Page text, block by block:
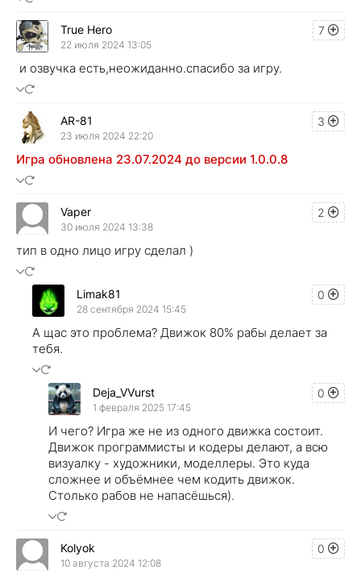
7
True Hero
22 июля 2024 13:05
и озвучка есть,неожиданно.спасибо за игру.
3
AR-81
23 июля 2024 22:20
Игра обновлена 23.07.2024 до версии 1.0.0.8
2
Vaper
30 июля 2024 13:38
тип в одно лицо игру сделал )
0
Limak81
28 сентября 2024 15:45
А щас это проблема? Движок 80% рабы делает за
тебя.
0
Deja_VVurst
1 февраля 2025 17:45
И чего? Игра же не из одного движка состоит.
Движок программисты и кодеры делают, а всю
визуалку - художники, моделлеры. Это куда
сложнее и объёмнее чем кодить движок.
Столько рабов не напасёшься).
0
Kolyok
10 августа 2024 12:08